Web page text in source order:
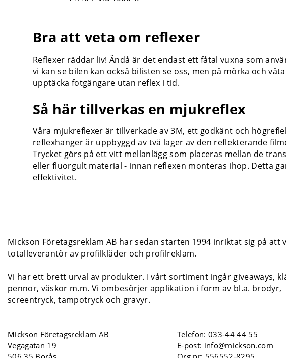
Bra att veta om reflexer
Reflexer räddar liv! Ändå är det endast ett fåtal vuxna som
vi kan se bilen kan också bilisten se oss, men på mörka och
upptäcka fotgängare utan reflex i tid.
Så här tillverkas en mjukreflex
Våra mjukreflexer är tillverkade av 3M, ett godkänt och
reflexhanger är uppbyggd av två lager av den reflekterande
Trycket görs på ett vitt mellanlägg som placeras mellan de
eller fluorgult material - innan reflexen monteras ihop. Detta
effektivitet.
Mickson Företagsreklam AB har sedan starten 1994 inriktat sig på att
totalleverantör av profilkläder och profilreklam.
Vi har ett brett urval av produkter. I vårt sortiment ingår giveaways,
pennor, väskor m.m. Vi ombesörjer applikation i form av bl.a. brodyr,
screentryck, tampotryck och gravyr.
Mickson Företagsreklam AB
Vegagatan 19
Telefon:033-44 44 55
E-post: info@mickson.com